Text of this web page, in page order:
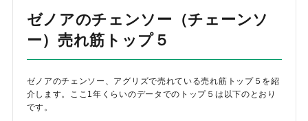
ゼノアのチェンソー（チェーンソ
ー）売れ筋トップ５
ゼノアのチェンソー、アグリズで売れている売れ筋トップ５を紹
介します。ここ1年くらいのデータでのトップ５は以下のとおり
です。